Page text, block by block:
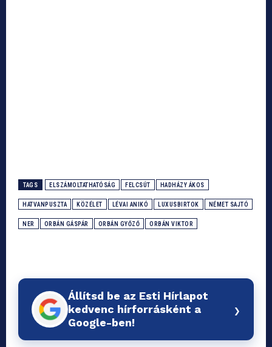
TAGS ELSZÁMOLTATHATÓSÁG FELCSÚT HADHÁZY ÁKOS
HATVANPUSZTA KÖZÉLET LÉVAI ANIKÓ LUXUSBIRTOK NÉMET SAJTÓ
NER ORBÁN GÁSPÁR ORBÁN GYŐZŐ ORBÁN VIKTOR
Állítsd be az Esti Hírlapot
kedvenc hírforrásként a
Google-ben!
›